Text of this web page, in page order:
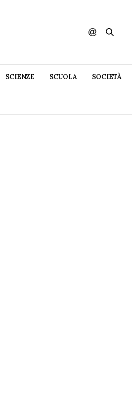
SCIENZE SCUOLA SOCIETÀ